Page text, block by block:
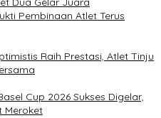
Pembinaan Atlet Terus
Raih Prestasi, Atlet Tinju
Cup 2026 Sukses Digelar,
Meroket